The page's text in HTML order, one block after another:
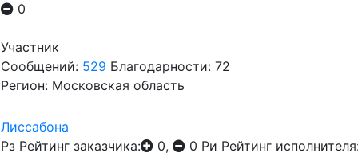
0
Участник
Сообщений: 529 Благодарности: 72
Регион: Московская область
Лиссабона
Рз Рейтинг заказчика: 0, 0 Ри Рейтинг